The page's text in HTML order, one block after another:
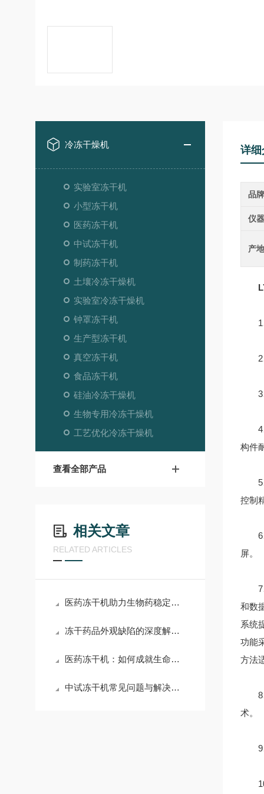
冷冻干燥机
实验室冻干机
小型冻干机
医药冻干机
中试冻干机
制药冻干机
土壤冷冻干燥机
实验室冷冻干燥机
钟罩冻干机
生产型冻干机
真空冻干机
食品冻干机
硅油冷冻干燥机
生物专用冷冻干燥机
工艺优化冷冻干燥机
查看全部产品
相关文章
RELATED ARTICLES
医药冻干机助力生物药稳定性提升
冻干药品外观缺陷的深度解析：塌陷与喷瓶的成因及防治
医药冻干机：如何成就生命奇迹？
中试冻干机常见问题与解决方案
详细
品牌
仪
产
1、
2、
3、
4、
构件
5、
控制
6、
屏。
7、
和数
系统
功能
方法
8、
术。
9、
10